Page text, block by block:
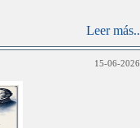
Leer más..
15-06-2026